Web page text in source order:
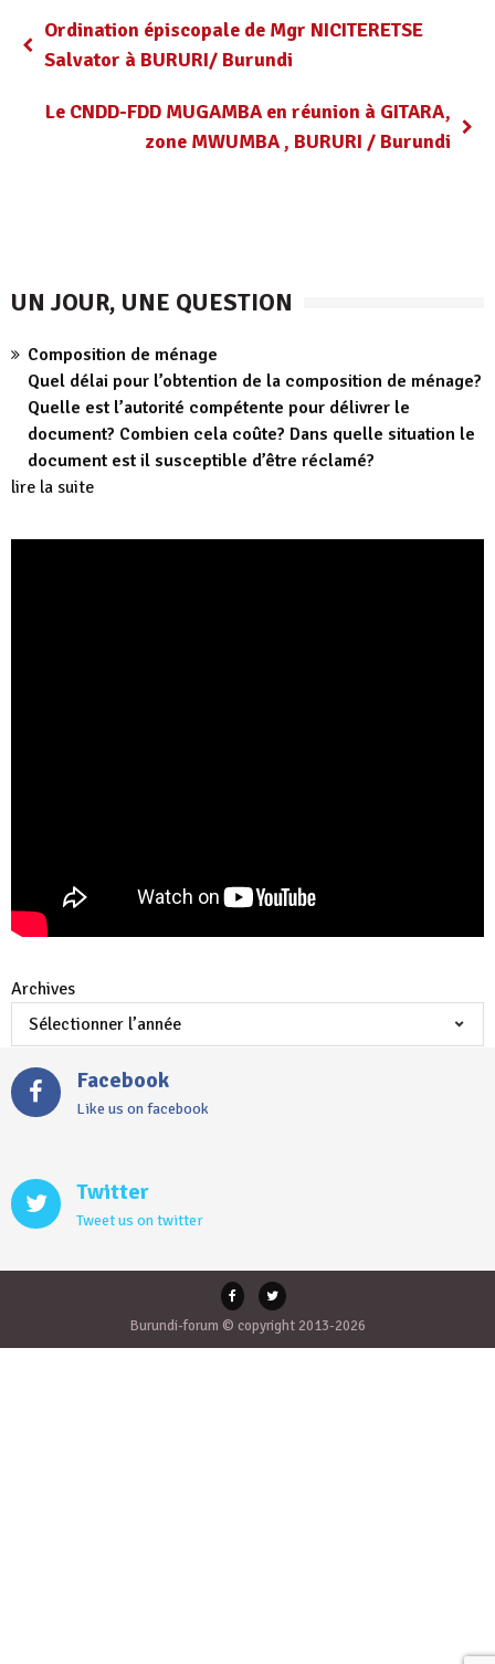
Ordination épiscopale de Mgr NICITERETSE
Salvator à BURURI/ Burundi
Le CNDD-FDD MUGAMBA en réunion à GITARA,
zone MWUMBA , BURURI / Burundi
UN JOUR, UNE QUESTION
Composition de ménage
Quel délai pour l’obtention de la composition de ménage?
Quelle est l’autorité compétente pour délivrer le
document? Combien cela coûte? Dans quelle situation le
document est il susceptible d’être réclamé?
lire la suite
Archives
Facebook
Like us on facebook
Twitter
Tweet us on twitter
Burundi-forum © copyright 2013-2026